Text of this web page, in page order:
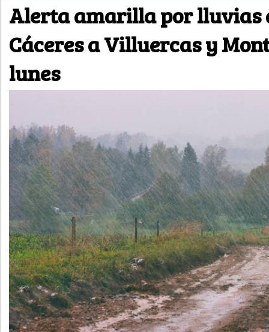
Alerta amarilla por lluvias
Cáceres a Villuercas y
lunes